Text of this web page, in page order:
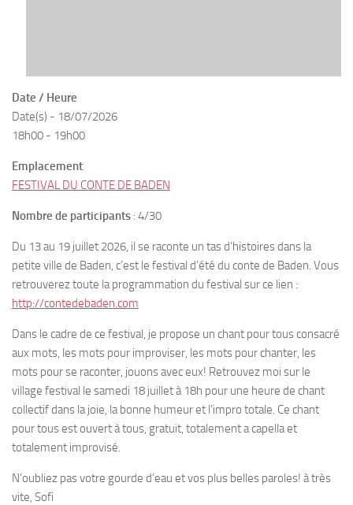
Date / Heure
Date(s) - 18/07/2026
18h00 - 19h00
Emplacement
FESTIVAL DU CONTE DE BADEN
Nombre de participants : 4/30
Du 13 au 19 juillet 2026, il se raconte un tas d’histoires dans la
petite ville de Baden, c’est le festival d’été du conte de Baden. Vous
retrouverez toute la programmation du festival sur ce lien :
http://contedebaden.com
Dans le cadre de ce festival, je propose un chant pour tous consacré
aux mots, les mots pour improviser, les mots pour chanter, les
mots pour se raconter, jouons avec eux! Retrouvez moi sur le
village festival le samedi 18 juillet à 18h pour une heure de chant
collectif dans la joie, la bonne humeur et l’impro totale. Ce chant
pour tous est ouvert à tous, gratuit, totalement a capella et
totalement improvisé.
N’oubliez pas votre gourde d’eau et vos plus belles paroles! à très
vite, Sofi